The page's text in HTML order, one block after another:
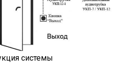
системы